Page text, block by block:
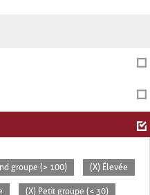
groupe (> 100) (X) Élevée
(X) Petit groupe (< 30)